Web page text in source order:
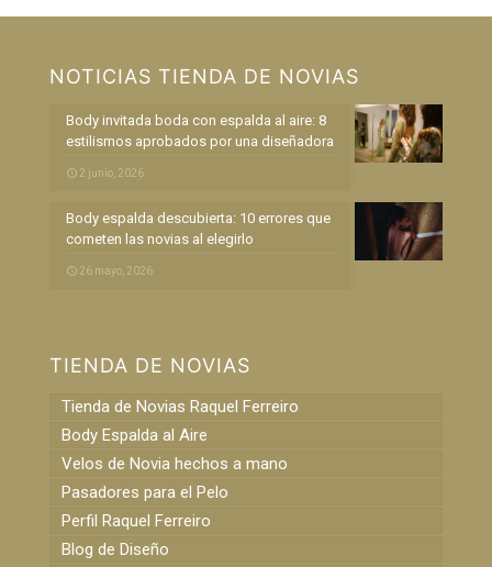
NOTICIAS TIENDA DE NOVIAS
Body invitada boda con espalda al aire: 8
estilismos aprobados por una diseñadora
2 junio, 2026
Body espalda descubierta: 10 errores que
cometen las novias al elegirlo
26 mayo, 2026
TIENDA DE NOVIAS
Tienda de Novias Raquel Ferreiro
Body Espalda al Aire
Velos de Novia hechos a mano
Pasadores para el Pelo
Perfil Raquel Ferreiro
Blog de Diseño